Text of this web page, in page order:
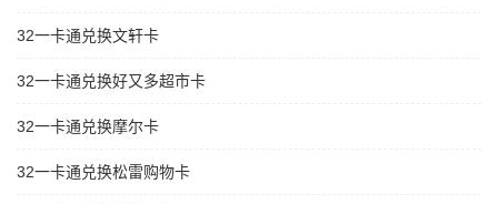
32一卡通兑换文轩卡
32一卡通兑换好又多超市卡
32一卡通兑换摩尔卡
32一卡通兑换松雷购物卡